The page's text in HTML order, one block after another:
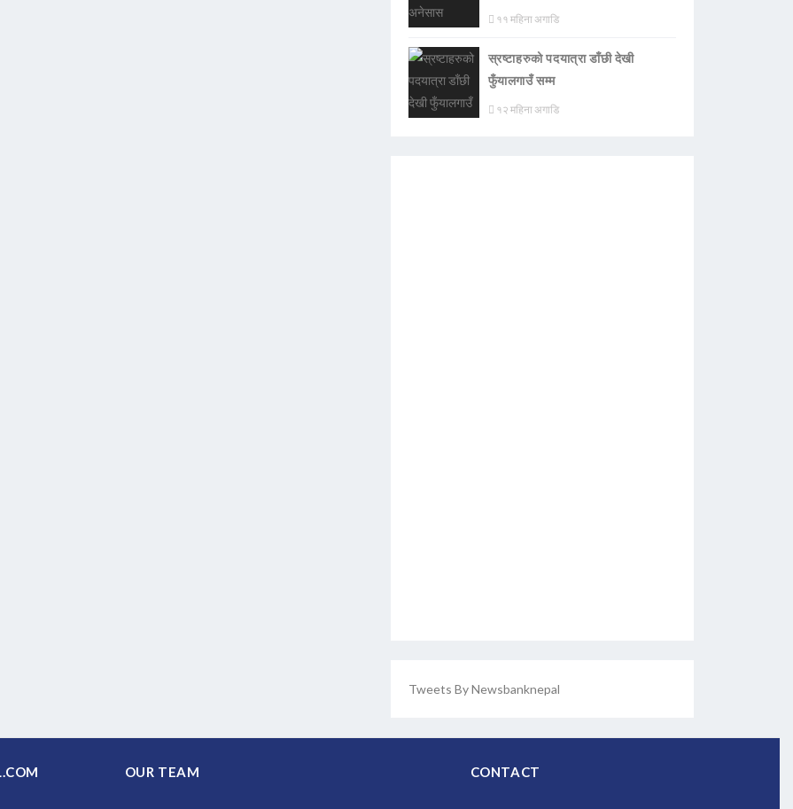
११ महिना अगाडि
स्रष्टाहरुको पदयात्रा डाँछी देखी
फुँयालगाउँ सम्म
१२ महिना अगाडि
Tweets By Newsbanknepal
OUR TEAM CONTACT